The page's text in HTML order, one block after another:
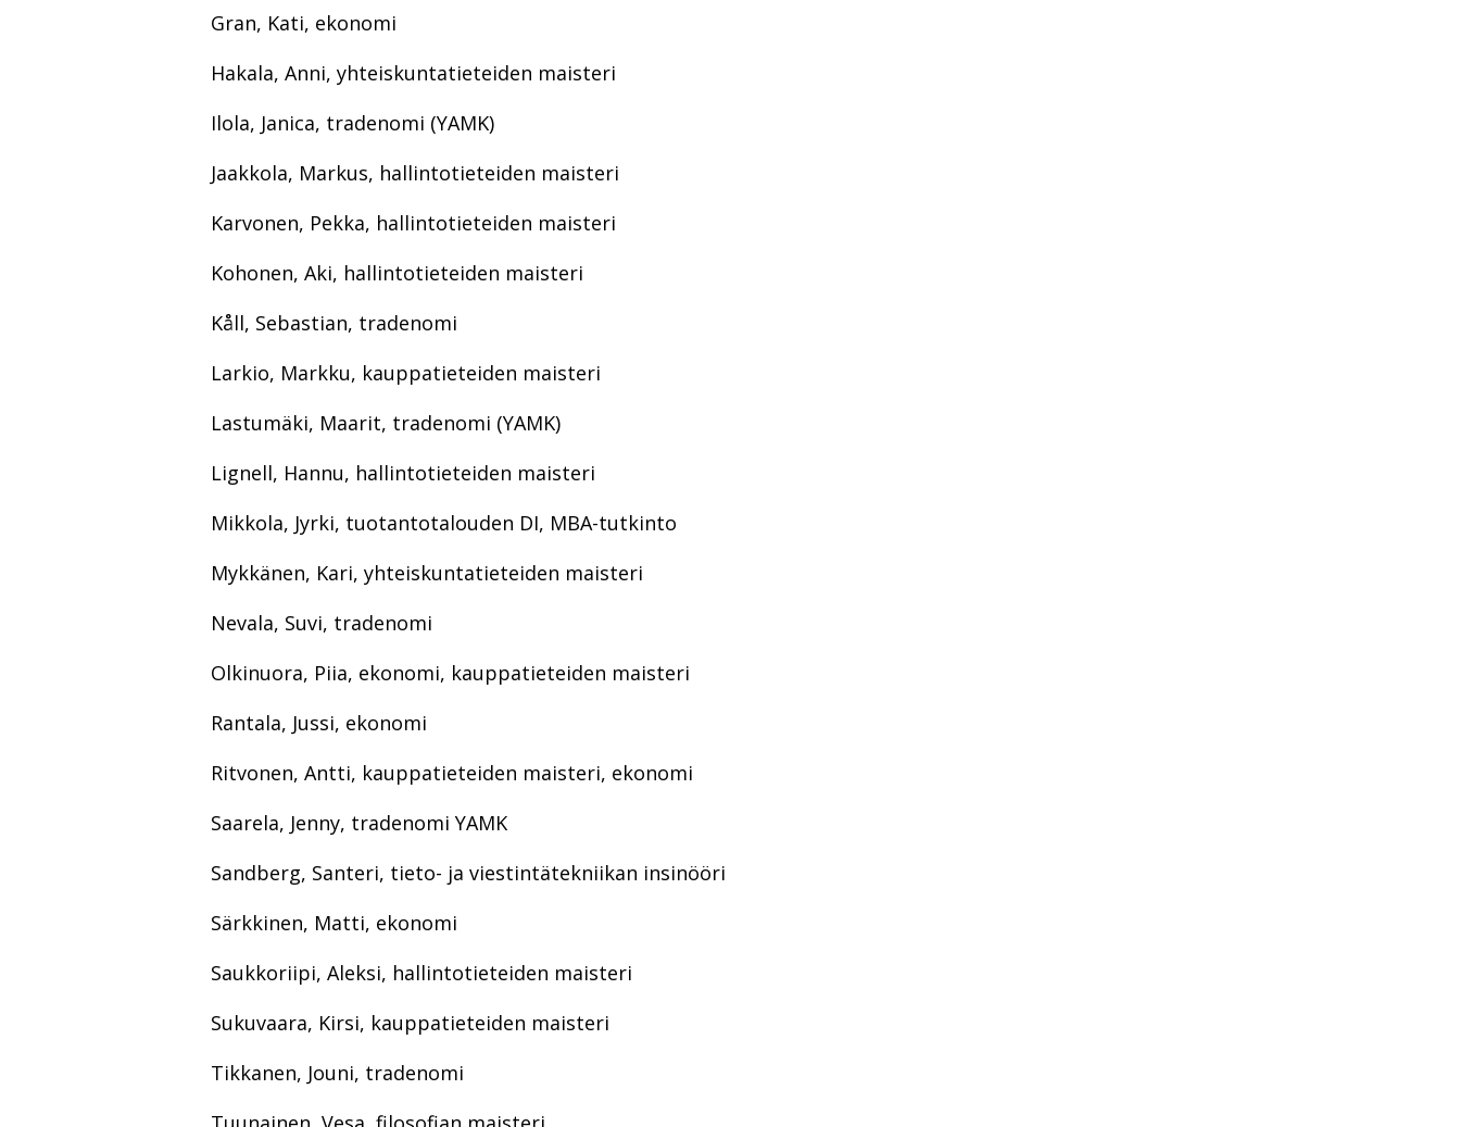
Gran, Kati, ekonomi
Hakala, Anni, yhteiskuntatieteiden maisteri
Ilola, Janica, tradenomi (YAMK)
Jaakkola, Markus, hallintotieteiden maisteri
Karvonen, Pekka, hallintotieteiden maisteri
Kohonen, Aki, hallintotieteiden maisteri
Kåll, Sebastian, tradenomi
Larkio, Markku, kauppatieteiden maisteri
Lastumäki, Maarit, tradenomi (YAMK)
Lignell, Hannu, hallintotieteiden maisteri
Mikkola, Jyrki, tuotantotalouden DI, MBA-tutkinto
Mykkänen, Kari, yhteiskuntatieteiden maisteri
Nevala, Suvi, tradenomi
Olkinuora, Piia, ekonomi, kauppatieteiden maisteri
Rantala, Jussi, ekonomi
Ritvonen, Antti, kauppatieteiden maisteri, ekonomi
Saarela, Jenny, tradenomi YAMK
Sandberg, Santeri, tieto- ja viestintätekniikan insinööri
Särkkinen, Matti, ekonomi
Saukkoriipi, Aleksi, hallintotieteiden maisteri
Sukuvaara, Kirsi, kauppatieteiden maisteri
Tikkanen, Jouni, tradenomi